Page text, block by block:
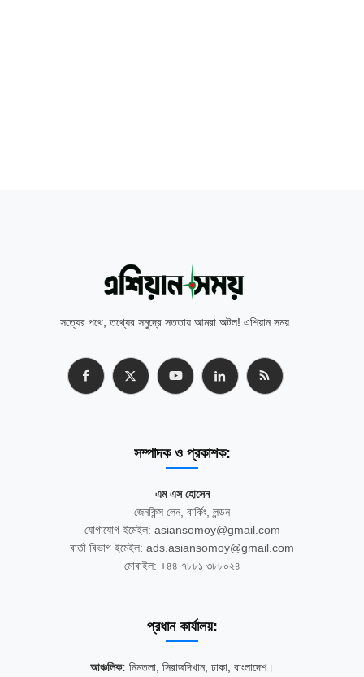
সত্যের পথে, তথ্যের সমুদ্রে সততায় আমরা অটল! এশিয়ান সময়
সম্পাদক ও প্রকাশক:
এম এস হোসেন
জেনকিন্স লেন, বার্কিং, লন্ডন
যোগাযোগ ইমেইল: asiansomoy@gmail.com
বার্তা বিভাগ ইমেইল: ads.asiansomoy@gmail.com
মোবাইল: +৪৪ ৭৮৮১ ৩৮৮০২৪
প্রধান কার্যালয়:
আঞ্চলিক: নিমতলা, সিরাজদিখান, ঢাকা, বাংলাদেশ।